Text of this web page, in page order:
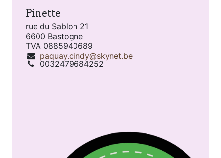
Pinette
rue du Sablon 21
6600 Bastogne
TVA 0885940689
paquay.cindy@skynet.be
0032479684252